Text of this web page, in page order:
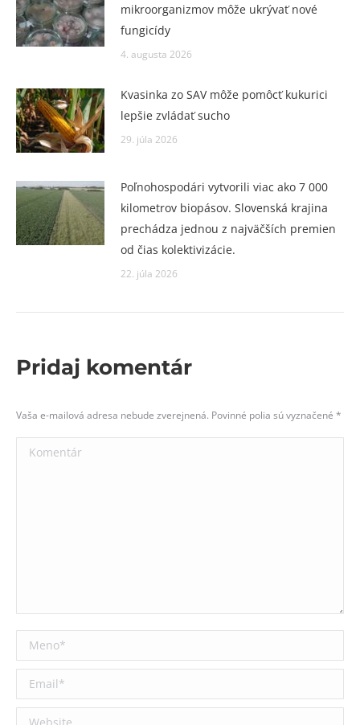
mikroorganizmov môže ukrývať nové
fungicídy
4. augusta 2026
Kvasinka zo SAV môže pomôcť kukurici
lepšie zvládať sucho
29. júla 2026
Poľnohospodári vytvorili viac ako 7 000
kilometrov biopásov. Slovenská krajina
prechádza jednou z najväčších premien
od čias kolektivizácie.
22. júla 2026
Pridaj komentár
Vaša e-mailová adresa nebude zverejnená. Povinné polia sú vyznačené *
Komentár
Meno *
Email *
Website